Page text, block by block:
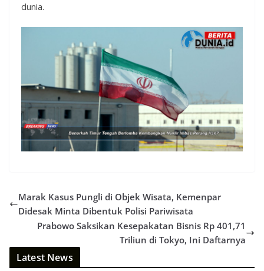
dunia.
Marak Kasus Pungli di Objek Wisata, Kemenpar
Didesak Minta Dibentuk Polisi Pariwisata
Prabowo Saksikan Kesepakatan Bisnis Rp 401,71
Triliun di Tokyo, Ini Daftarnya
Latest News